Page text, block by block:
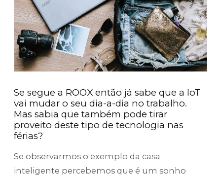
Se segue a ROOX então já sabe que a IoT
vai mudar o seu dia-a-dia no trabalho.
Mas sabia que também pode tirar
proveito deste tipo de tecnologia nas
férias?
Se observarmos o exemplo da casa
inteligente percebemos que é um sonho